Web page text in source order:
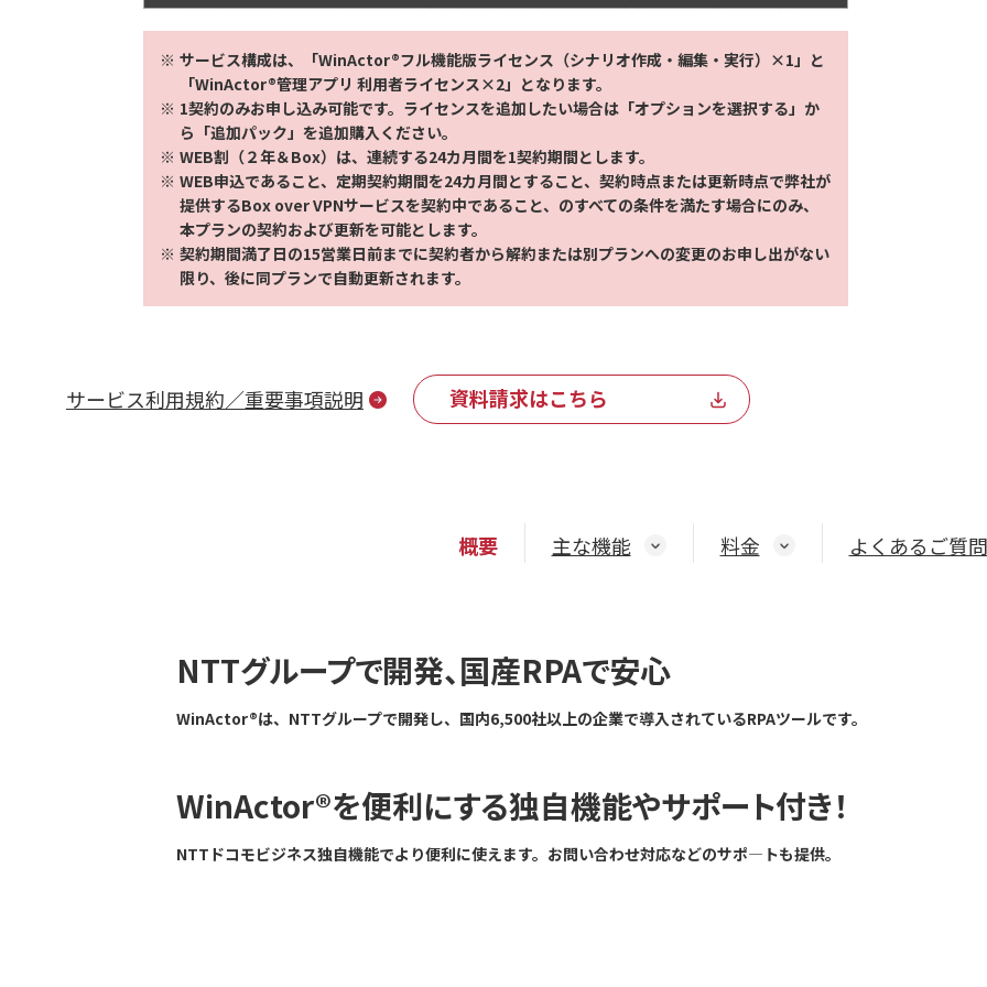
サービス構成は、「WinActor®フル機能版ライセンス（シナリオ作成・編集・実行）×1」と
「WinActor®管理アプリ 利用者ライセンス×2」となります。
1契約のみお申し込み可能です。ライセンスを追加したい場合は「オプションを選択する」か
ら「追加パック」を追加購入ください。
WEB割（２年＆Box）は、連続する24カ月間を1契約期間とします。
WEB申込であること、定期契約期間を24カ月間とすること、契約時点または更新時点で弊社が
提供するBox over VPNサービスを契約中であること、のすべての条件を満たす場合にのみ、
本プランの契約および更新を可能とします。
契約期間満了日の15営業日前までに契約者から解約または別プランへの変更のお申し出がない
限り、後に同プランで自動更新されます。
サービス利用規約／重要事項説明 資料請求はこちら
概要 主な機能 料金 よくあるご質問
NTTグループで開発、国産RPAで安心
WinActor®は、NTTグループで開発し、国内6,500社以上の企業で導入されているRPAツールです。
WinActor®を便利にする独自機能やサポート付き！
NTTドコモビジネス独自機能でより便利に使えます。お問い合わせ対応などのサポ―トも提供。